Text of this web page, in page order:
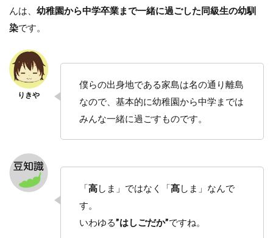
んは、 幼稚園から中学卒業まで一緒に過ごした同級生の幼馴
染です。
僕らの出身地である家島は名の通り離島
なので、基本的に幼稚園から中学までは
みんな一緒に過ごすものです。
「高しま」ではなく「髙しま」なんで
す。
いわゆる”はしごだか”ですね。